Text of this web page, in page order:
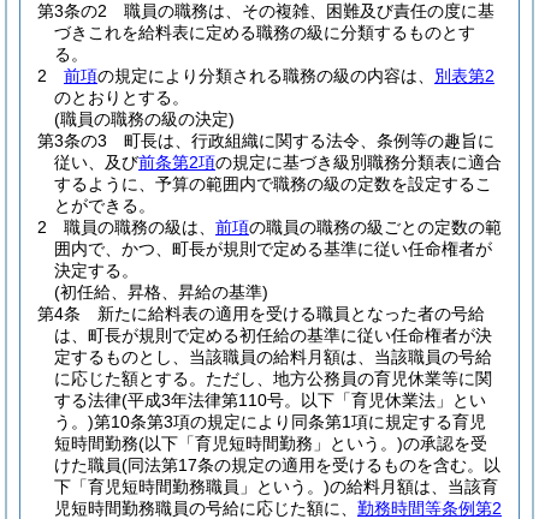
第3条の2
職員の職務は、その複雑、困難及び責任の度に基
づきこれを給料表に定める職務の級に分類するものとす
る。
2
前項の規定により分類される職務の級の内容は、 別表第2
のとおりとする。
(職員の職務の級の決定)
第3条の3
町長は、行政組織に関する法令、条例等の趣旨に
従い、及び前条第2項の規定に基づき級別職務分類表に適合
するように、予算の範囲内で職務の級の定数を設定するこ
とができる。
2
職員の職務の級は、 前項の職員の職務の級ごとの定数の範
囲内で、かつ、町長が規則で定める基準に従い任命権者が
決定する。
(初任給、昇格、昇給の基準)
第4条
新たに給料表の適用を受ける職員となった者の号給
は、町長が規則で定める初任給の基準に従い任命権者が決
定するものとし、当該職員の給料月額は、当該職員の号給
に応じた額とする。 ただし、地方公務員の育児休業等に関
する法律(平成3年法律第110号。以下「育児休業法」とい
う。)第10条第3項の規定により同条第1項に規定する育児
短時間勤務(以下「育児短時間勤務」という。)の承認を受
けた職員(同法第17条の規定の適用を受けるものを含む。以
下「育児短時間勤務職員」という。)の給料月額は、当該育
児短時間勤務職員の号給に応じた額に、 勤務時間等条例第2